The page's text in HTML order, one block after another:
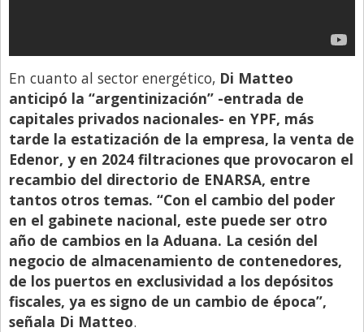
En cuanto al sector energético, Di Matteo
anticipó la “argentinización” -entrada de
capitales privados nacionales- en YPF, más
tarde la estatización de la empresa, la venta de
Edenor, y en 2024 filtraciones que provocaron el
recambio del directorio de ENARSA, entre
tantos otros temas. “Con el cambio del poder
en el gabinete nacional, este puede ser otro
año de cambios en la Aduana. La cesión del
negocio de almacenamiento de contenedores,
de los puertos en exclusividad a los depósitos
fiscales, ya es signo de un cambio de época”,
señala Di Matteo.